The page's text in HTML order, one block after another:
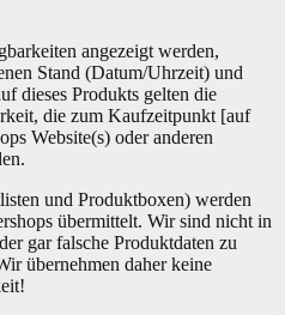
angezeigt werden,
Stand (Datum/Uhrzeit) und
dieses Produkts gelten die
die zum Kaufzeitpunkt [auf
Website(s) oder anderen
und Produktboxen) werden
übermittelt. Wir sind nicht in
gar falsche Produktdaten zu
übernehmen daher keine